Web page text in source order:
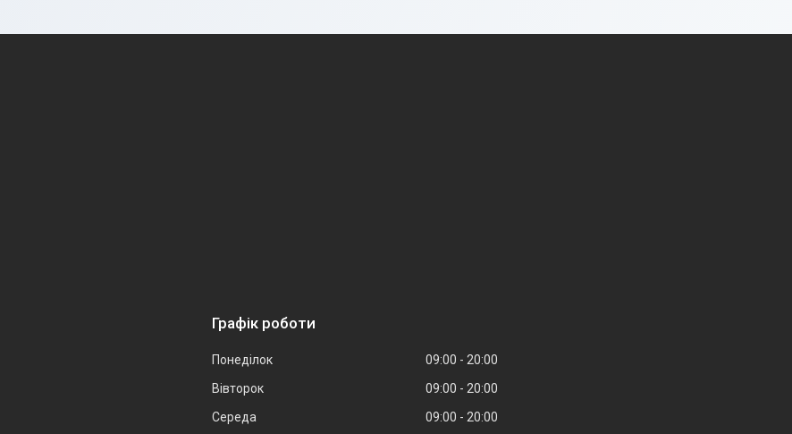
Графік роботи
Понеділок 09:00
20:00
Вівторок
09:00
20:00
Середа
09:00
20:00